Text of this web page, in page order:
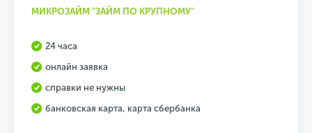
МИКРОЗАЙМ "ЗАЙМ ПО КРУПНОМУ"
24 часа
онлайн заявка
справки не нужны
банковская карта, карта сбербанка